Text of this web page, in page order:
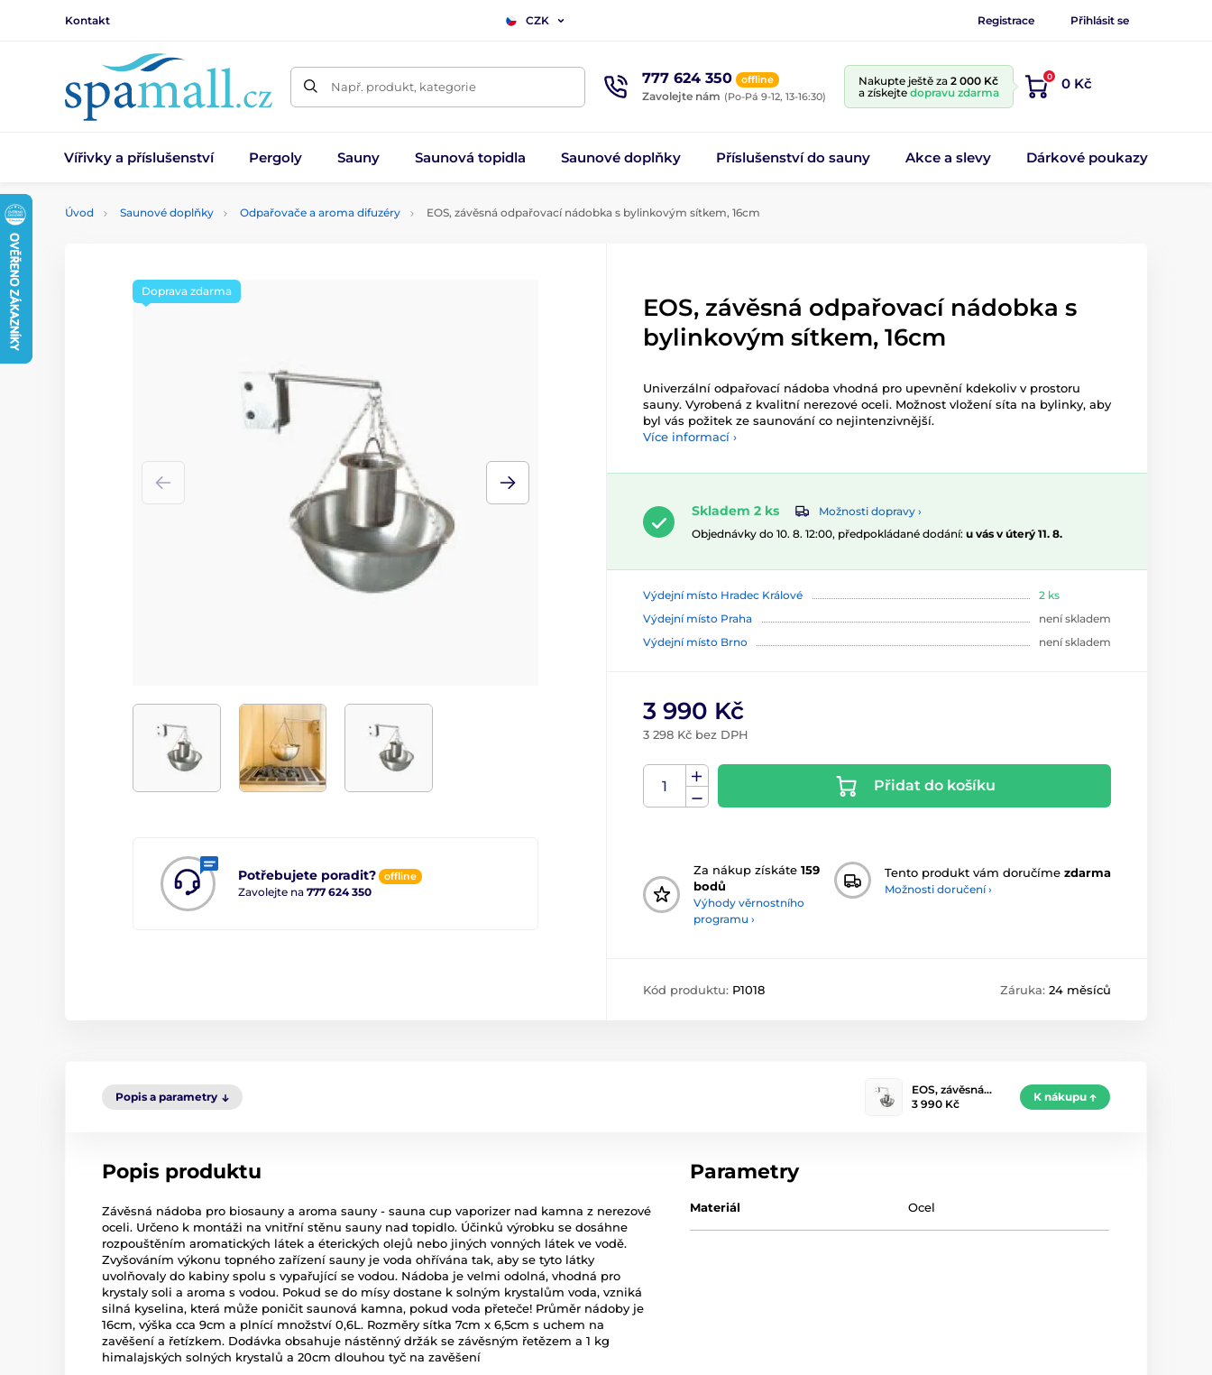
Kontakt CZK Registrace Přihlásit se
Např. produkt, kategorie 777 624 350 offline
Zavolejte nám (Po-Pá 9-12, 13-16:30)
Nakupte ještě za 2 000 Kč
a získejte dopravu zdarma
0 0 Kč
Vířivky a příslušenství Pergoly Sauny Saunová topidla Saunové doplňky Příslušenství do sauny Akce a slevy Dárkové poukazy
Úvod Saunové doplňky Odpařovače a aroma difuzéry EOS, závěsná odpařovací nádobka s bylinkovým sítkem, 16cm
Potřebujete poradit? offline
Zavolejte na 777 624 350
Doprava zdarma
EOS, závěsná odpařovací nádobka s
bylinkovým sítkem, 16cm
Univerzální odpařovací nádoba vhodná pro upevnění kdekoliv v prostoru
sauny. Vyrobená z kvalitní nerezové oceli. Možnost vložení síta na bylinky, aby
byl vás požitek ze saunování co nejintenzivnější.
Více informací ›
Skladem 2 ks
Možnosti dopravy ›
Objednávky do 10. 8. 12:00, předpokládané dodání: u vás v úterý 11. 8.
Výdejní místo Hradec Králové
2 ks
Výdejní místo Praha
není skladem
Výdejní místo Brno
není skladem
3 990 Kč
3 298 Kč bez DPH
Přidat do košíku
Za nákup získáte 159
bodů
Výhody věrnostního
programu ›
Tento produkt vám doručíme zdarma
Možnosti doručení ›
Kód produktu: P1018 Záruka: 24 měsíců
Popis a parametry
EOS, závěsná…
3 990 Kč
K nákupu
Popis produktu
Závěsná nádoba pro biosauny a aroma sauny - sauna cup vaporizer nad kamna z nerezové
oceli. Určeno k montáži na vnitřní stěnu sauny nad topidlo. Účinků výrobku se dosáhne
rozpouštěním aromatických látek a éterických olejů nebo jiných vonných látek ve vodě.
Zvyšováním výkonu topného zařízení sauny je voda ohřívána tak, aby se tyto látky
uvolňovaly do kabiny spolu s vypařující se vodou. Nádoba je velmi odolná, vhodná pro
krystaly soli a aroma s vodou. Pokud se do mísy dostane k solným krystalům voda, vzniká
silná kyselina, která může poničit saunová kamna, pokud voda přeteče! Průměr nádoby je
16cm, výška cca 9cm a plnící množství 0,6L. Rozměry sítka 7cm x 6,5cm s uchem na
zavěšení a řetízkem. Dodávka obsahuje nástěnný držák se závěsným řetězem a 1 kg
himalajských solných krystalů a 20cm dlouhou tyč na zavěšení
Parametry
Materiál Ocel